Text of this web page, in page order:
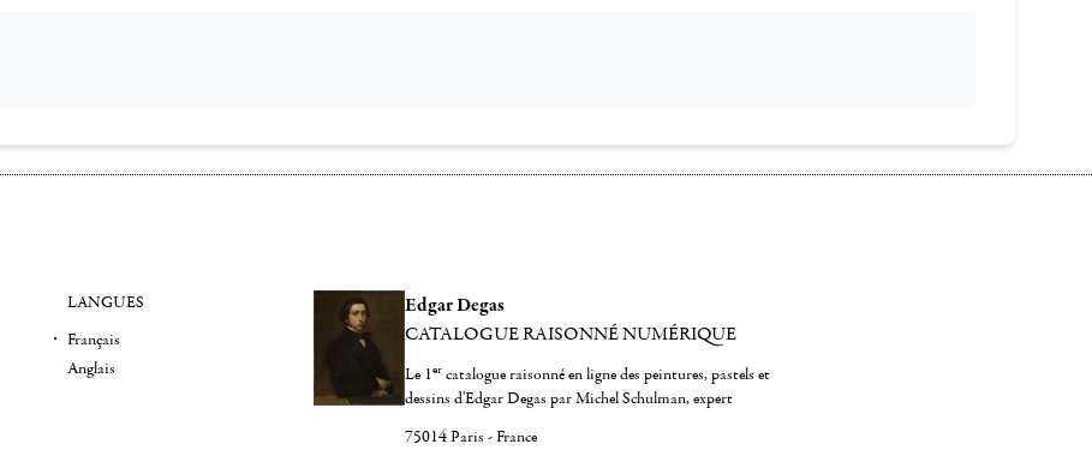
Edgar Degas
CATALOGUE RAISONNÉ NUMÉRIQUE
Le 1er catalogue raisonné en ligne des peintures, pastels et
dessins d'Edgar Degas par Michel Schulman, expert
75014 Paris - France
LANGUES
Français
Anglais